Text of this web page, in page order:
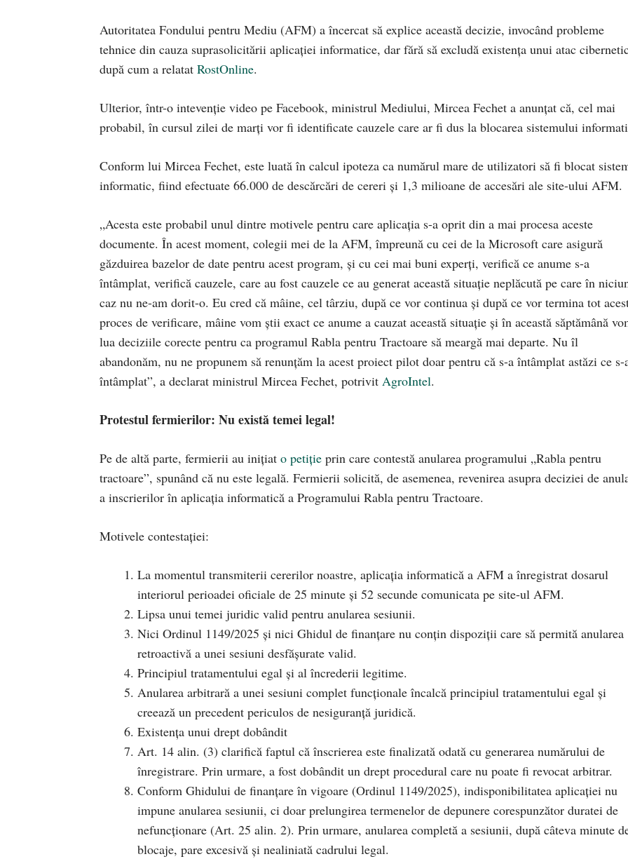
Autoritatea Fondului pentru Mediu (AFM) a încercat să explice această decizie, invocând probleme
tehnice din cauza suprasolicitării aplicației informatice, dar fără să excludă existența unui atac
după cum a relatat RostOnline.
Ulterior, într-o intevenție video pe Facebook, ministrul Mediului, Mircea Fechet a anunțat că, cel mai
probabil, în cursul zilei de marți vor fi identificate cauzele care ar fi dus la blocarea sistemului
Conform lui Mircea Fechet, este luată în calcul ipoteza ca numărul mare de utilizatori să fi blocat
informatic, fiind efectuate 66.000 de descărcări de cereri și 1,3 milioane de accesări ale site-ului AFM.
„Acesta este probabil unul dintre motivele pentru care aplicația s-a oprit din a mai procesa aceste
documente. În acest moment, colegii mei de la AFM, împreună cu cei de la Microsoft care asigură
găzduirea bazelor de date pentru acest program, și cu cei mai buni experți, verifică ce anume s-a
întâmplat, verifică cauzele, care au fost cauzele ce au generat această situație neplăcută pe care în
caz nu ne-am dorit-o. Eu cred că mâine, cel târziu, după ce vor continua și după ce vor termina tot
proces de verificare, mâine vom știi exact ce anume a cauzat această situație și în această săptămână
lua deciziile corecte pentru ca programul Rabla pentru Tractoare să meargă mai departe. Nu îl
abandonăm, nu ne propunem să renunțăm la acest proiect pilot doar pentru că s-a întâmplat astăzi ce s-
întâmplat”, a declarat ministrul Mircea Fechet, potrivit AgroIntel.
Protestul fermierilor: Nu există temei legal!
Pe de altă parte, fermierii au inițiat o petiție prin care contestă anularea programului „Rabla pentru
tractoare”, spunând că nu este legală. Fermierii solicită, de asemenea, revenirea asupra deciziei de
a inscrierilor în aplicația informatică a Programului Rabla pentru Tractoare.
Motivele contestației:
La momentul transmiterii cererilor noastre, aplicația informatică a AFM a înregistrat dosarul
interiorul perioadei oficiale de 25 minute și 52 secunde comunicata pe site-ul AFM.
Lipsa unui temei juridic valid pentru anularea sesiunii.
Nici Ordinul 1149/2025 și nici Ghidul de finanțare nu conțin dispoziții care să permită anularea
retroactivă a unei sesiuni desfășurate valid.
Principiul tratamentului egal și al încrederii legitime.
Anularea arbitrară a unei sesiuni complet funcționale încalcă principiul tratamentului egal și
creează un precedent periculos de nesiguranță juridică.
Existența unui drept dobândit
Art. 14 alin. (3) clarifică faptul că înscrierea este finalizată odată cu generarea numărului de
înregistrare. Prin urmare, a fost dobândit un drept procedural care nu poate fi revocat arbitrar.
Conform Ghidului de finanțare în vigoare (Ordinul 1149/2025), indisponibilitatea aplicației nu
impune anularea sesiunii, ci doar prelungirea termenelor de depunere corespunzător duratei de
nefuncționare (Art. 25 alin. 2). Prin urmare, anularea completă a sesiunii, după câteva minute
blocaje, pare excesivă și nealiniată cadrului legal.